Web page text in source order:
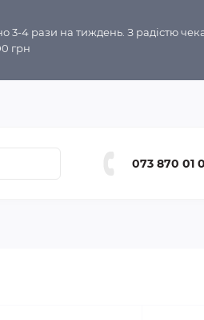
3-4 рази на тиждень. З радістю
грн
073 870 01